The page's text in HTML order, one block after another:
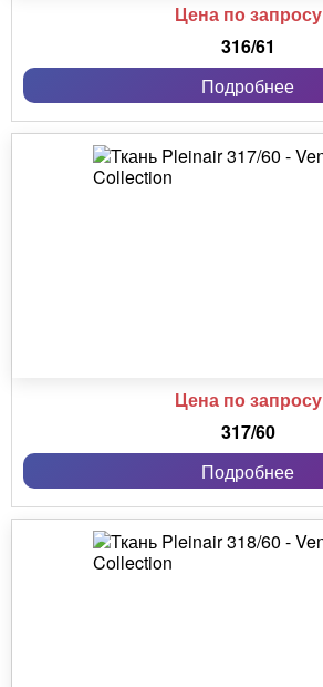
Цена по запросу
316/61
Подробнее
Цена по запросу
317/60
Подробнее